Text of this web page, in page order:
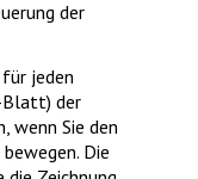
der
jeden
Blatt) der
wenn Sie den
Die